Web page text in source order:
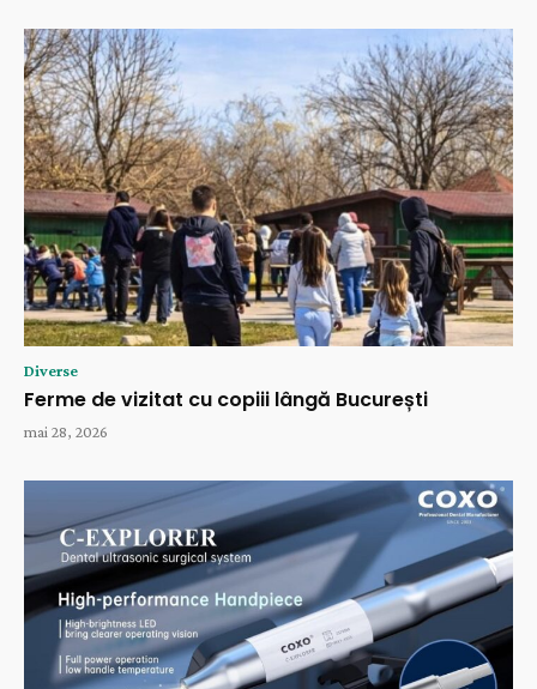
Diverse
Ferme de vizitat cu copiii lângă București
mai 28, 2026